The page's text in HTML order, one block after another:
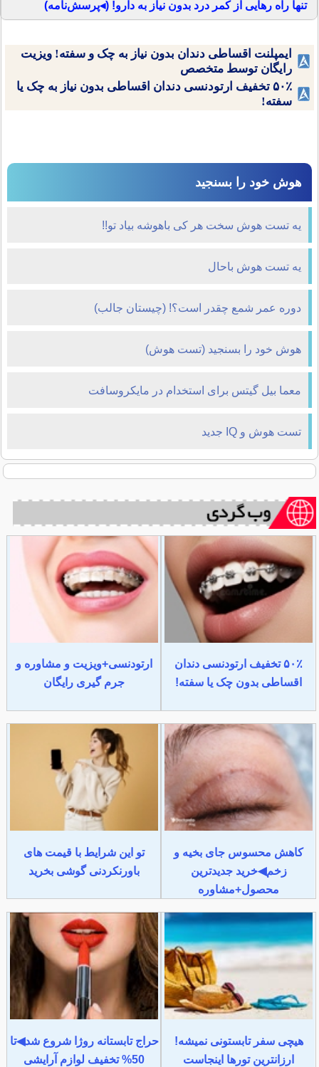
تنها راه رهایی از کمر درد بدون نیاز به دارو! (◂پرسش‌نامه)
ایمپلنت اقساطی دندان بدون نیاز به چک و سفته! ویزیت
رایگان توسط متخصص
۵۰٪ تخفیف ارتودنسی دندان اقساطی بدون نیاز به چک یا
سفته!
هوش خود را بسنجید
یه تست هوش سخت هر کی باهوشه بیاد تو!!
یه تست هوش باحال
دوره عمر شمع چقدر است؟! (چیستان جالب)
هوش خود را بسنجید (تست هوش)
معما بیل گیتس برای استخدام در مایکروسافت
تست هوش و IQ جدید
۵۰٪ تخفیف ارتودنسی دندان
اقساطی بدون چک یا سفته!
ارتودنسی+ویزیت و مشاوره و
جرم گیری رایگان
کاهش محسوس جای بخیه و
زخم◀خرید جدیدترین
محصول+مشاوره
تو این شرایط با قیمت های
باورنکردنی گوشی بخرید
هیچی سفر تابستونی نمیشه!
ارزانترین تورها اینجاست
حراج تابستانه روژا شروع شد◀تا
50% تخفیف لوازم آرایشی